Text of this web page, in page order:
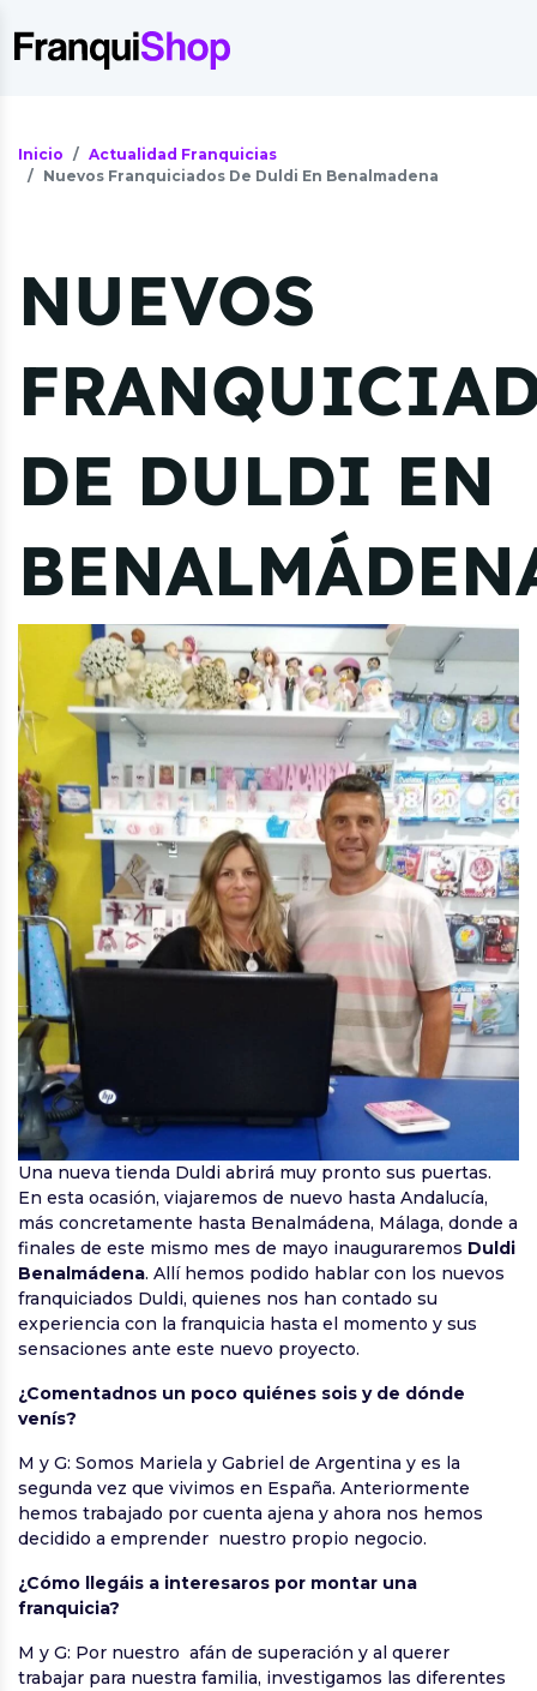
Inicio
Actualidad Franquicias
Nuevos Franquiciados De Duldi En Benalmadena
NUEVOS
DE DULDI EN
Una nueva tienda Duldi abrirá muy pronto sus puertas.
En esta ocasión, viajaremos de nuevo hasta Andalucía,
más concretamente hasta Benalmádena, Málaga, donde a
finales de este mismo mes de mayo inauguraremos Duldi
Benalmádena. Allí hemos podido hablar con los nuevos
franquiciados Duldi, quienes nos han contado su
experiencia con la franquicia hasta el momento y sus
sensaciones ante este nuevo proyecto.
¿Comentadnos un poco quiénes sois y de dónde
venís?
M y G: Somos Mariela y Gabriel de Argentina y es la
segunda vez que vivimos en España. Anteriormente
hemos trabajado por cuenta ajena y ahora nos hemos
decidido a emprender nuestro propio negocio.
¿Cómo llegáis a interesaros por montar una
franquicia?
M y G: Por nuestro afán de superación y al querer
trabajar para nuestra familia, investigamos las diferentes